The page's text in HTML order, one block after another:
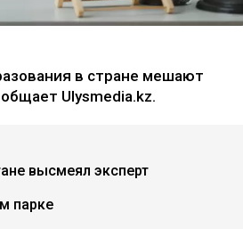
в стране мешают
Ulysmedia.kz.
высмеял эксперт
парке